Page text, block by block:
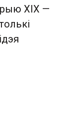
ХIХ —